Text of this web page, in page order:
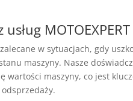
MOTOEXPERT
zalecane w sytuacjach, gdy
maszyny. Nasze
wartości maszyny, co jest